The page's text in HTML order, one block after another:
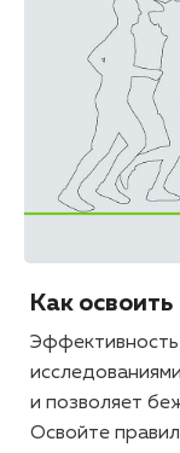
Как освоить
и позволяет
Освойте